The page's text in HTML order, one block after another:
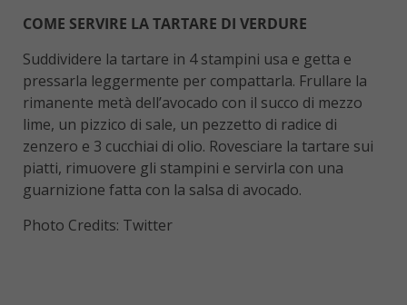
COME SERVIRE LA TARTARE DI VERDURE
Suddividere la tartare in 4 stampini usa e getta e
pressarla leggermente per compattarla. Frullare la
rimanente metà dell’avocado con il succo di mezzo
lime, un pizzico di sale, un pezzetto di radice di
zenzero e 3 cucchiai di olio. Rovesciare la tartare sui
piatti, rimuovere gli stampini e servirla con una
guarnizione fatta con la salsa di avocado.
Photo Credits: Twitter